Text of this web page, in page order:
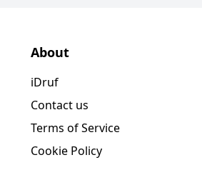
About
iDruf
Contact us
Terms of Service
Cookie Policy